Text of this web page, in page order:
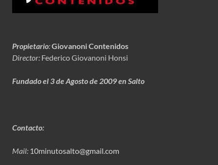
Propietario:Giovanoni Contenidos
Director: Federico Giovanoni Honsi
Fundado el 3 de Agosto de 2009 en Salto
Contacto:
Mail: 10minutosalto@gmail.com